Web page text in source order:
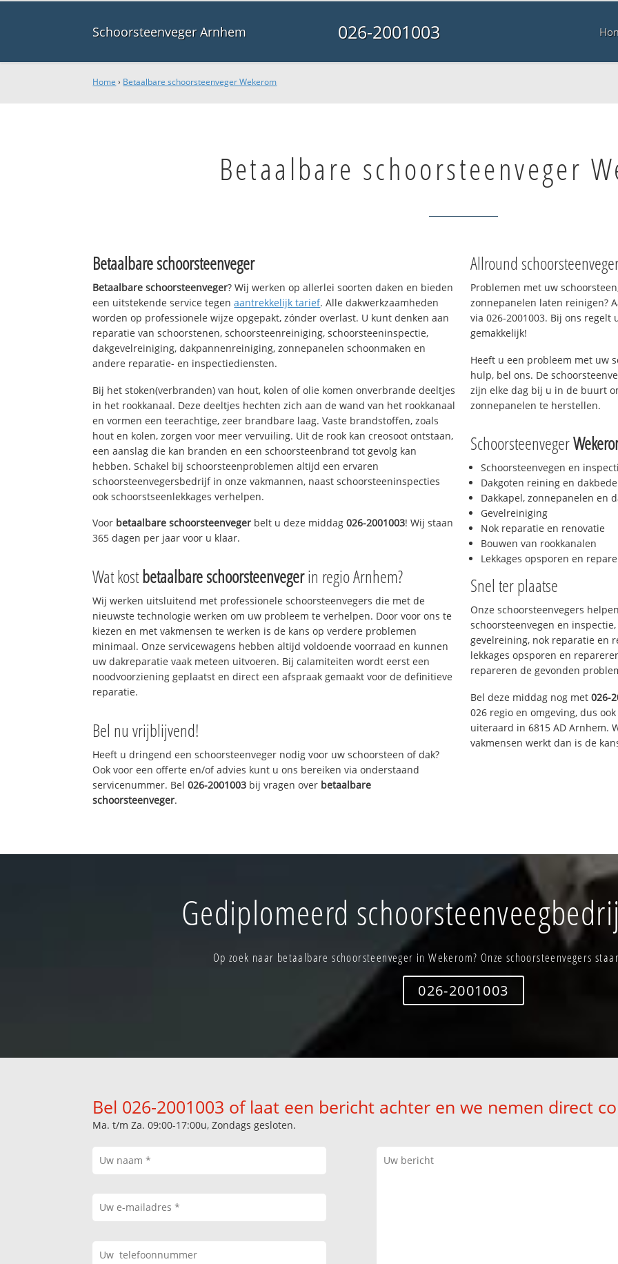
Schoorsteenveger Arnhem 026-2001003
Home › Betaalbare schoorsteenveger Wekerom
Betaalbare schoorsteenveger
Betaalbare schoorsteenveger
Betaalbare schoorsteenveger? Wij werken op allerlei soorten daken en bieden
een uitstekende service tegenaantrekkelijk tarief. Alle dakwerkzaamheden
worden op professionele wijze opgepakt, zónder overlast. U kunt denken aan
reparatie van schoorstenen, schoorsteenreiniging, schoorsteeninspectie,
dakgevelreiniging, dakpannenreiniging, zonnepanelen schoonmaken en
andere reparatie- en inspectiediensten.
Bij het stoken(verbranden) van hout, kolen of olie komen onverbrande deeltjes
in het rookkanaal. Deze deeltjes hechten zich aan de wand van het rookkanaal
en vormen een teerachtige, zeer brandbare laag. Vaste brandstoffen, zoals
hout en kolen, zorgen voor meer vervuiling. Uit de rook kan creosoot ontstaan,
een aanslag die kan branden en een schoorsteenbrand tot gevolg kan
hebben. Schakel bij schoorsteenproblemen altijd een ervaren
schoorsteenvegersbedrijf in onze vakmannen, naast schoorsteeninspecties
ook schoorstseenlekkages verhelpen.
Voor betaalbare schoorsteenveger belt u deze middag026-2001003! Wij staan
365 dagen per jaar voor u klaar.
Wat kostbetaalbare schoorsteenvegerin regio Arnhem?
Wij werken uitsluitend met professionele schoorsteenvegers die met de
nieuwste technologie werken om uw probleem te verhelpen. Door voor ons te
kiezen en met vakmensen te werken is de kans op verdere problemen
minimaal. Onze servicewagens hebben altijd voldoende voorraad en kunnen
uw dakreparatie vaak meteen uitvoeren. Bij calamiteiten wordt eerst een
noodvoorziening geplaatst en direct een afspraak gemaakt voor de definitieve
reparatie.
Bel nu vrijblijvend!
Heeft u dringend een schoorsteenveger nodig voor uw schoorsteen of dak?
Ook voor een offerte en/of advies kunt u ons bereiken via onderstaand
servicenummer. Bel026-2001003 bij vragen over betaalbare
schoorsteenveger.
Allround
Problemen met uw
zonnepanelen laten reinigen?
via 026-2001003. Bij ons
gemakkelijk!
Heeft u een probleem met uw
hulp, bel ons. De
zijn elke dag bij u in de buurt
zonnepanelen te herstellen.
Schoorsteenveger
Schoorsteenvegen en
Dakgoten reining en
Dakkapel, zonnepanelen en
Gevelreiniging
Nok reparatie en renovatie
Bouwen van rookkanalen
Lekkages opsporen en
Snel ter plaatse
Onze schoorsteenvegers
schoorsteenvegen en
gevelreining, nok reparatie en
lekkages opsporen en
repareren de gevonden
Bel deze middag nog met 026-
026 regio en omgeving, dus
uiteraard in 6815 AD Arnhem.
vakmensen werkt dan is de
Gediplomeerd
Op zoek naar betaalbare schoorsteenveger in Wekerom? Onze schoorsteenvegers
026-2001003
Bel 026-2001003 of laat een bericht achter en we nemen direct
Ma. t/m Za. 09:00-17:00u, Zondags gesloten.